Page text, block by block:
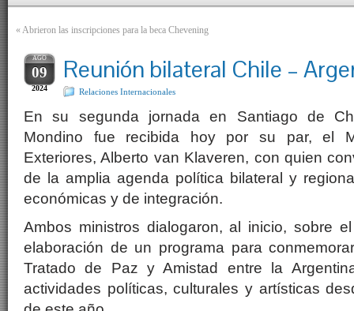
«Abrieron las inscripciones para la beca Chevening
AGO
09
2024
Reunión bilateral Chile –
Relaciones Internacionales
En su segunda jornada en Santiago de
Mondino fue recibida hoy por su par, el
Exteriores, Alberto van Klaveren, con quien
de la amplia agenda política bilateral y
económicas y de integración.
Ambos ministros dialogaron, al inicio, sobre
elaboración de un programa para
Tratado de Paz y Amistad entre la
actividades políticas, culturales y artísticas